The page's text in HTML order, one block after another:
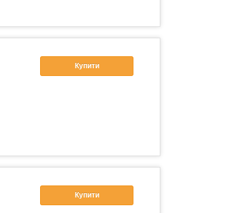
Купити
Купити